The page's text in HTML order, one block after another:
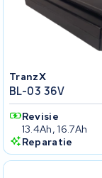
TranzX
BL-03 36V
Revisie
13.4Ah, 16.7Ah
Reparatie